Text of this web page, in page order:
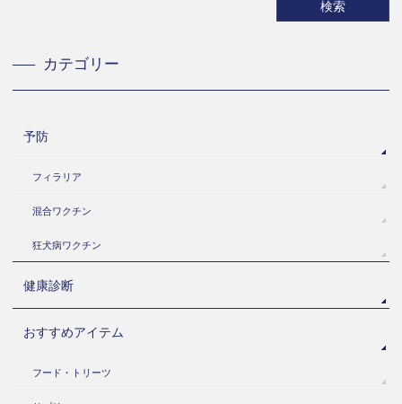
カテゴリー
予防
フィラリア
混合ワクチン
狂犬病ワクチン
健康診断
おすすめアイテム
フード・トリーツ